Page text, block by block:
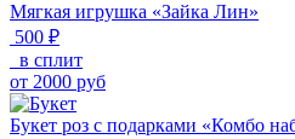
Мягкая игрушка «Зайка Лин»
500 ₽
в сплит
от 2000 руб
Букет роз с подарками «Комбо